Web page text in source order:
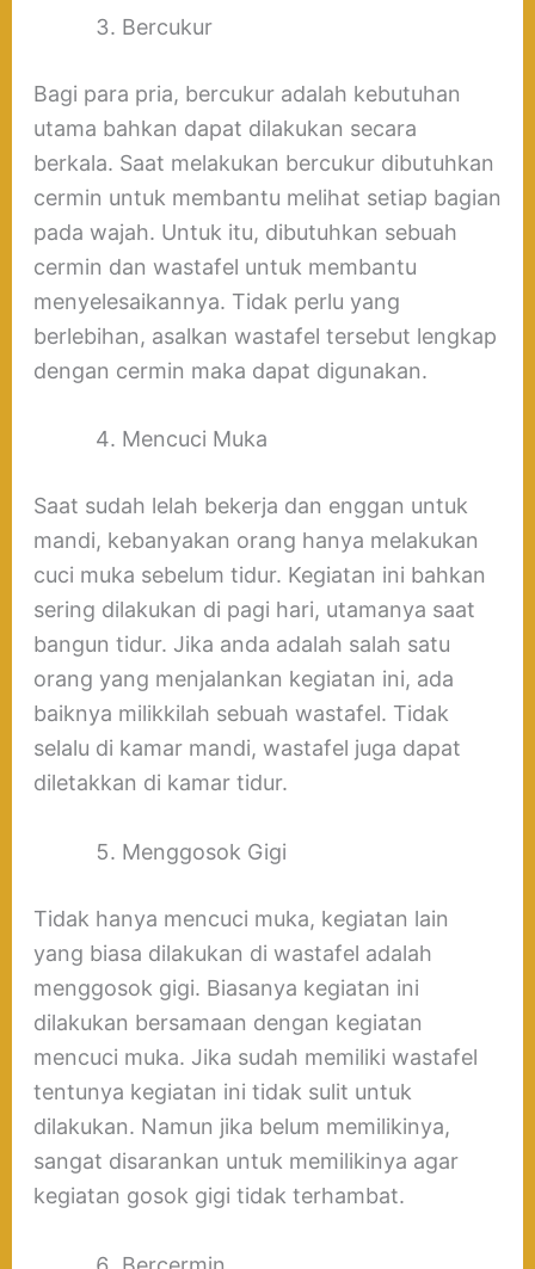
Bercukur
Bagi para pria, bercukur adalah kebutuhan
utama bahkan dapat dilakukan secara
berkala. Saat melakukan bercukur dibutuhkan
cermin untuk membantu melihat setiap bagian
pada wajah. Untuk itu, dibutuhkan sebuah
cermin dan wastafel untuk membantu
menyelesaikannya. Tidak perlu yang
berlebihan, asalkan wastafel tersebut lengkap
dengan cermin maka dapat digunakan.
Mencuci Muka
Saat sudah lelah bekerja dan enggan untuk
mandi, kebanyakan orang hanya melakukan
cuci muka sebelum tidur. Kegiatan ini bahkan
sering dilakukan di pagi hari, utamanya saat
bangun tidur. Jika anda adalah salah satu
orang yang menjalankan kegiatan ini, ada
baiknya milikkilah sebuah wastafel. Tidak
selalu di kamar mandi, wastafel juga dapat
diletakkan di kamar tidur.
Menggosok Gigi
Tidak hanya mencuci muka, kegiatan lain
yang biasa dilakukan di wastafel adalah
menggosok gigi. Biasanya kegiatan ini
dilakukan bersamaan dengan kegiatan
mencuci muka. Jika sudah memiliki wastafel
tentunya kegiatan ini tidak sulit untuk
dilakukan. Namun jika belum memilikinya,
sangat disarankan untuk memilikinya agar
kegiatan gosok gigi tidak terhambat.